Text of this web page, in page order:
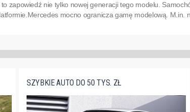
zapowiedź nie tylko nowej generacji tego modelu.
mocno ogranicza gamę modelową. M.in.
SZYBKIE AUTO DO 50 TYS. ZŁ